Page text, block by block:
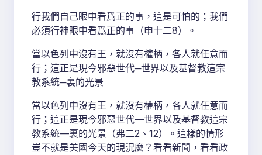
行我們自己眼中看爲正的事，這是可怕的；我們
必須行神眼中看爲正的事（申十二8）。
當以色列中沒有王，就沒有權柄，各人就任意而
行；這正是現今邪惡世代─世界以及基督教這宗
教系統─裏的光景
當以色列中沒有王，就沒有權柄，各人就任意而
行；這正是現今邪惡世代—世界以及基督教這宗
教系統—裏的光景（弗二2、12）。這樣的情形
豈不就是美國今天的現況麼？看看新聞，看看政